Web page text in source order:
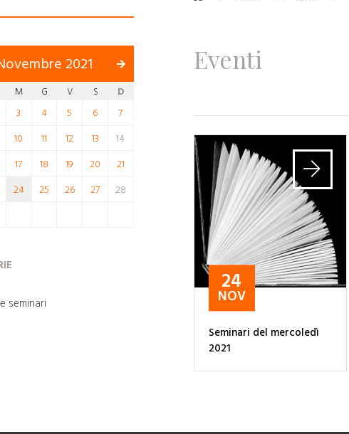
2021
M G V S
D
3 4 5 6
7
10 11 12 13
14
17 18 19 20
21
24 25 26 27
28
seminari
Eventi
24
NOV
Seminari del mercoledì
2021